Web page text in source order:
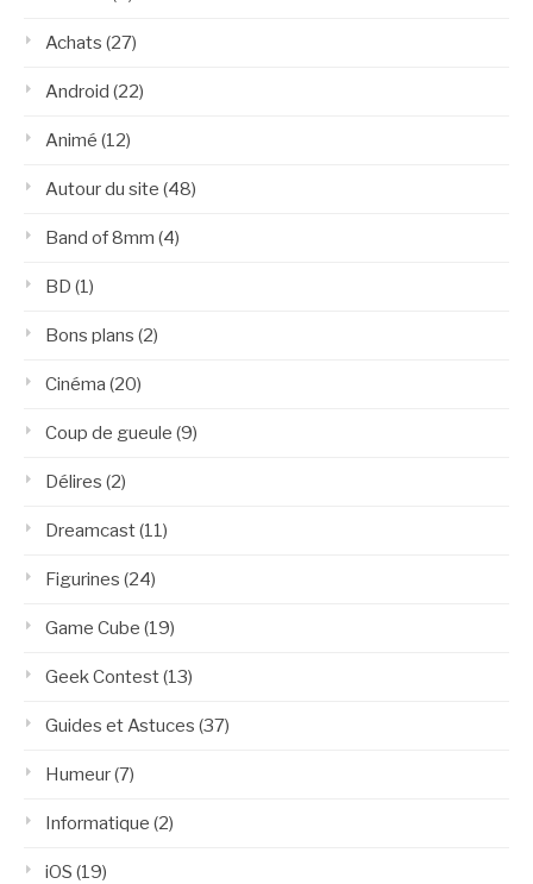
Achats (27)
Android (22)
Animé (12)
Autour du site (48)
Band of 8mm (4)
BD (1)
Bons plans (2)
Cinéma (20)
Coup de gueule (9)
Délires (2)
Dreamcast(11)
Figurines (24)
Game Cube (19)
Geek Contest(13)
Guides et Astuces (37)
Humeur(7)
Informatique (2)
iOS (19)